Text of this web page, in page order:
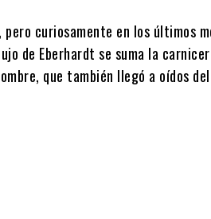
curiosamente en los últimos
de Eberhardt se suma la
que también llegó a oídos